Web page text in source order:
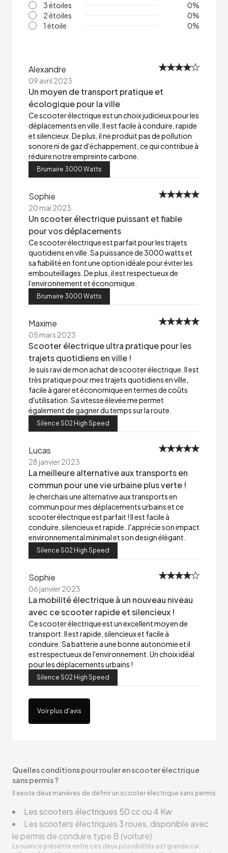
3 étoiles
0%
2 étoiles
0%
1 étoile
0%
Alexandre
09 avril 2023
Un moyen de transport pratique et
écologique pour la ville
Ce scooter électrique est un choix judicieux pour les
déplacements en ville. Il est facile à conduire, rapide
et silencieux. De plus, il ne produit pas de pollution
sonore ni de gaz d'échappement, ce qui contribue à
réduire notre empreinte carbone.
Brumaire 3000 Watts
Sophie
20 mai 2023
Un scooter électrique puissant et fiable
pour vos déplacements
Ce scooter électrique est parfait pour les trajets
quotidiens en ville. Sa puissance de 3000 watts et
sa fiabilité en font une option idéale pour éviter les
embouteillages. De plus, il est respectueux de
l'environnement et économique.
Brumaire 3000 Watts
Maxime
05 mars 2023
Scooter électrique ultra pratique pour les
trajets quotidiens en ville !
Je suis ravi de mon achat de scooter électrique. Il est
très pratique pour mes trajets quotidiens en ville,
facile à garer et économique en termes de coûts
d'utilisation. Sa vitesse élevée me permet
également de gagner du temps sur la route.
Silence S02 High Speed
Lucas
28 janvier 2023
La meilleure alternative aux transports en
commun pour une vie urbaine plus verte !
Je cherchais une alternative aux transports en
commun pour mes déplacements urbains et ce
scooter électrique est parfait ! Il est facile à
conduire, silencieux et rapide. J'apprécie son impact
environnemental minimal et son design élégant.
Silence S02 High Speed
Sophie
06 janvier 2023
La mobilité électrique à un nouveau niveau
avec ce scooter rapide et silencieux !
Ce scooter électrique est un excellent moyen de
transport. Il est rapide, silencieux et facile à
conduire. Sa batterie a une bonne autonomie et il
est respectueux de l'environnement. Un choix idéal
pour les déplacements urbains !
Silence S02 High Speed
Voir plus d'avis
Quelles conditions pour rouler en scooter électrique
sans permis ?
Il existe deux manières de définir un scooter électrique sans permis
:
Les scooters électriques 50 cc ou 4 Kw
Les scooters électriques 3 roues, disponible avec
le permis de conduire type B (voiture)
La nuance présente entre ces deux possibilités est grande car